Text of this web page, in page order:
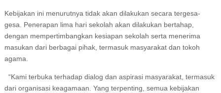
Kebijakan ini menurutnya tidak akan dilakukan secara tergesa-
gesa. Penerapan lima hari sekolah akan dilakukan bertahap,
dengan mempertimbangkan kesiapan sekolah serta menerima
masukan dari berbagai pihak, termasuk masyarakat dan tokoh
agama.
“Kami terbuka terhadap dialog dan aspirasi masyarakat, termasuk
dari organisasi keagamaan. Yang terpenting, semua kebijakan